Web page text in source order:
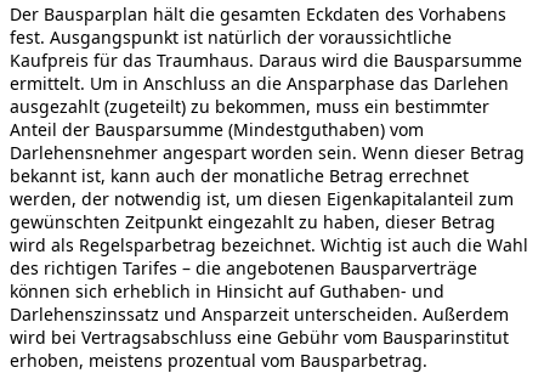
Der Bausparplan hält die gesamten Eckdaten des Vorhabens
fest. Ausgangspunkt ist natürlich der voraussichtliche
Kaufpreis für das Traumhaus. Daraus wird die Bausparsumme
ermittelt. Um in Anschluss an die Ansparphase das Darlehen
ausgezahlt (zugeteilt) zu bekommen, muss ein bestimmter
Anteil der Bausparsumme (Mindestguthaben) vom
Darlehensnehmer angespart worden sein. Wenn dieser Betrag
bekannt ist, kann auch der monatliche Betrag errechnet
werden, der notwendig ist, um diesen Eigenkapitalanteil zum
gewünschten Zeitpunkt eingezahlt zu haben, dieser Betrag
wird als Regelsparbetrag bezeichnet. Wichtig ist auch die Wahl
des richtigen Tarifes – die angebotenen Bausparverträge
können sich erheblich in Hinsicht auf Guthaben- und
Darlehenszinssatz und Ansparzeit unterscheiden. Außerdem
wird bei Vertragsabschluss eine Gebühr vom Bausparinstitut
erhoben, meistens prozentual vom Bausparbetrag.